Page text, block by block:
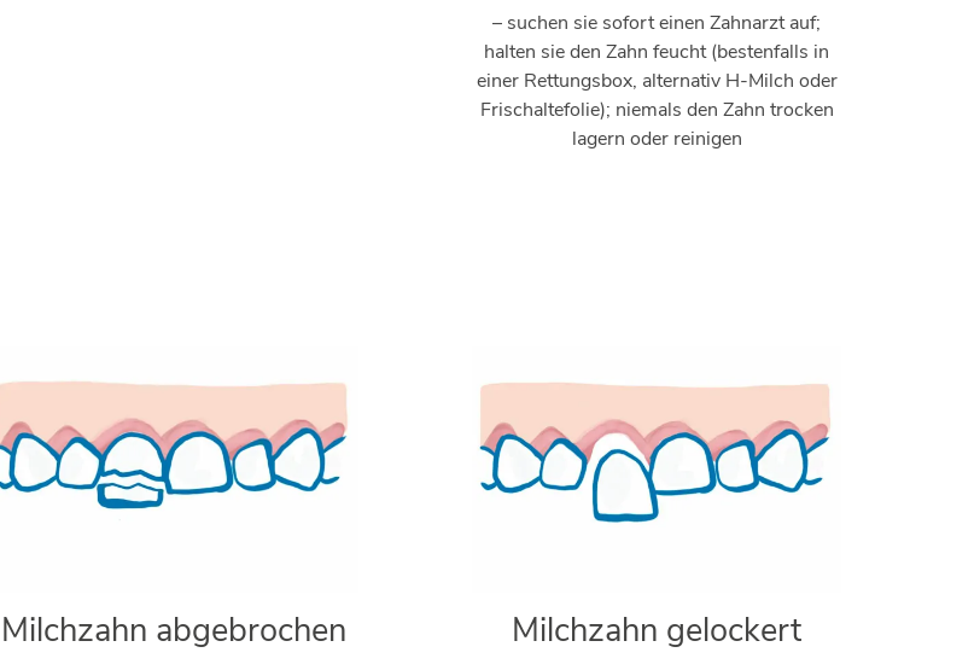
– suchen sie sofort einen Zahnarzt auf;
halten sie den Zahn feucht (bestenfalls in
einer Rettungsbox, alternativ H-Milch oder
Frischaltefolie); niemals den Zahn trocken
lagern oder reinigen
Milchzahn abgebrochen Milchzahn gelockert